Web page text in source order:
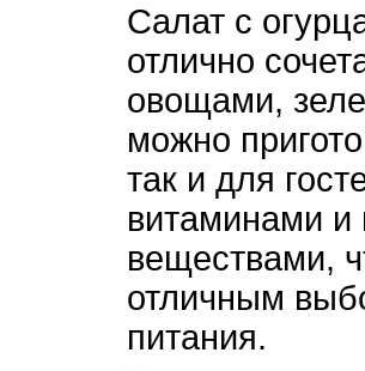
Салат с
отлично
овощами,
можно
так и для
витаминами
веществами,
отличным
питания.